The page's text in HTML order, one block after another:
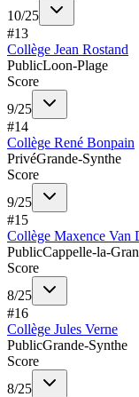
10/25
#13
Collège Jean Rostand
PublicLoon-Plage
Score
9/25
#14
Collège René Bonpain
PrivéGrande-Synthe
Score
9/25
#15
Collège Maxence Van
PublicCappelle-la-
Score
8/25
#16
Collège Jules Verne
PublicGrande-Synthe
Score
8/25